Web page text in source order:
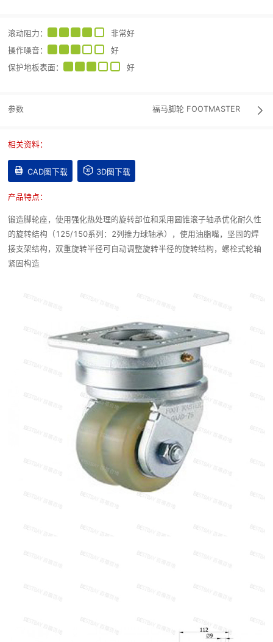
滚动阻力 ：
非常好
操作噪音 ：
好
保护地板表面 ： 好
参数 福马脚轮 FOOTMASTER 
相关资料：
 CAD图下载  3D图下载
产品特点：
锻造脚轮座，使用强化热处理的旋转部位和采用圆锥滚子轴承优化耐久性
的旋转结构（125/150系列：2列推力球轴承），使用油脂嘴，坚固的焊
接支架结构，双重旋转半径可自动调整旋转半径的旋转结构，螺栓式轮轴
紧固构造